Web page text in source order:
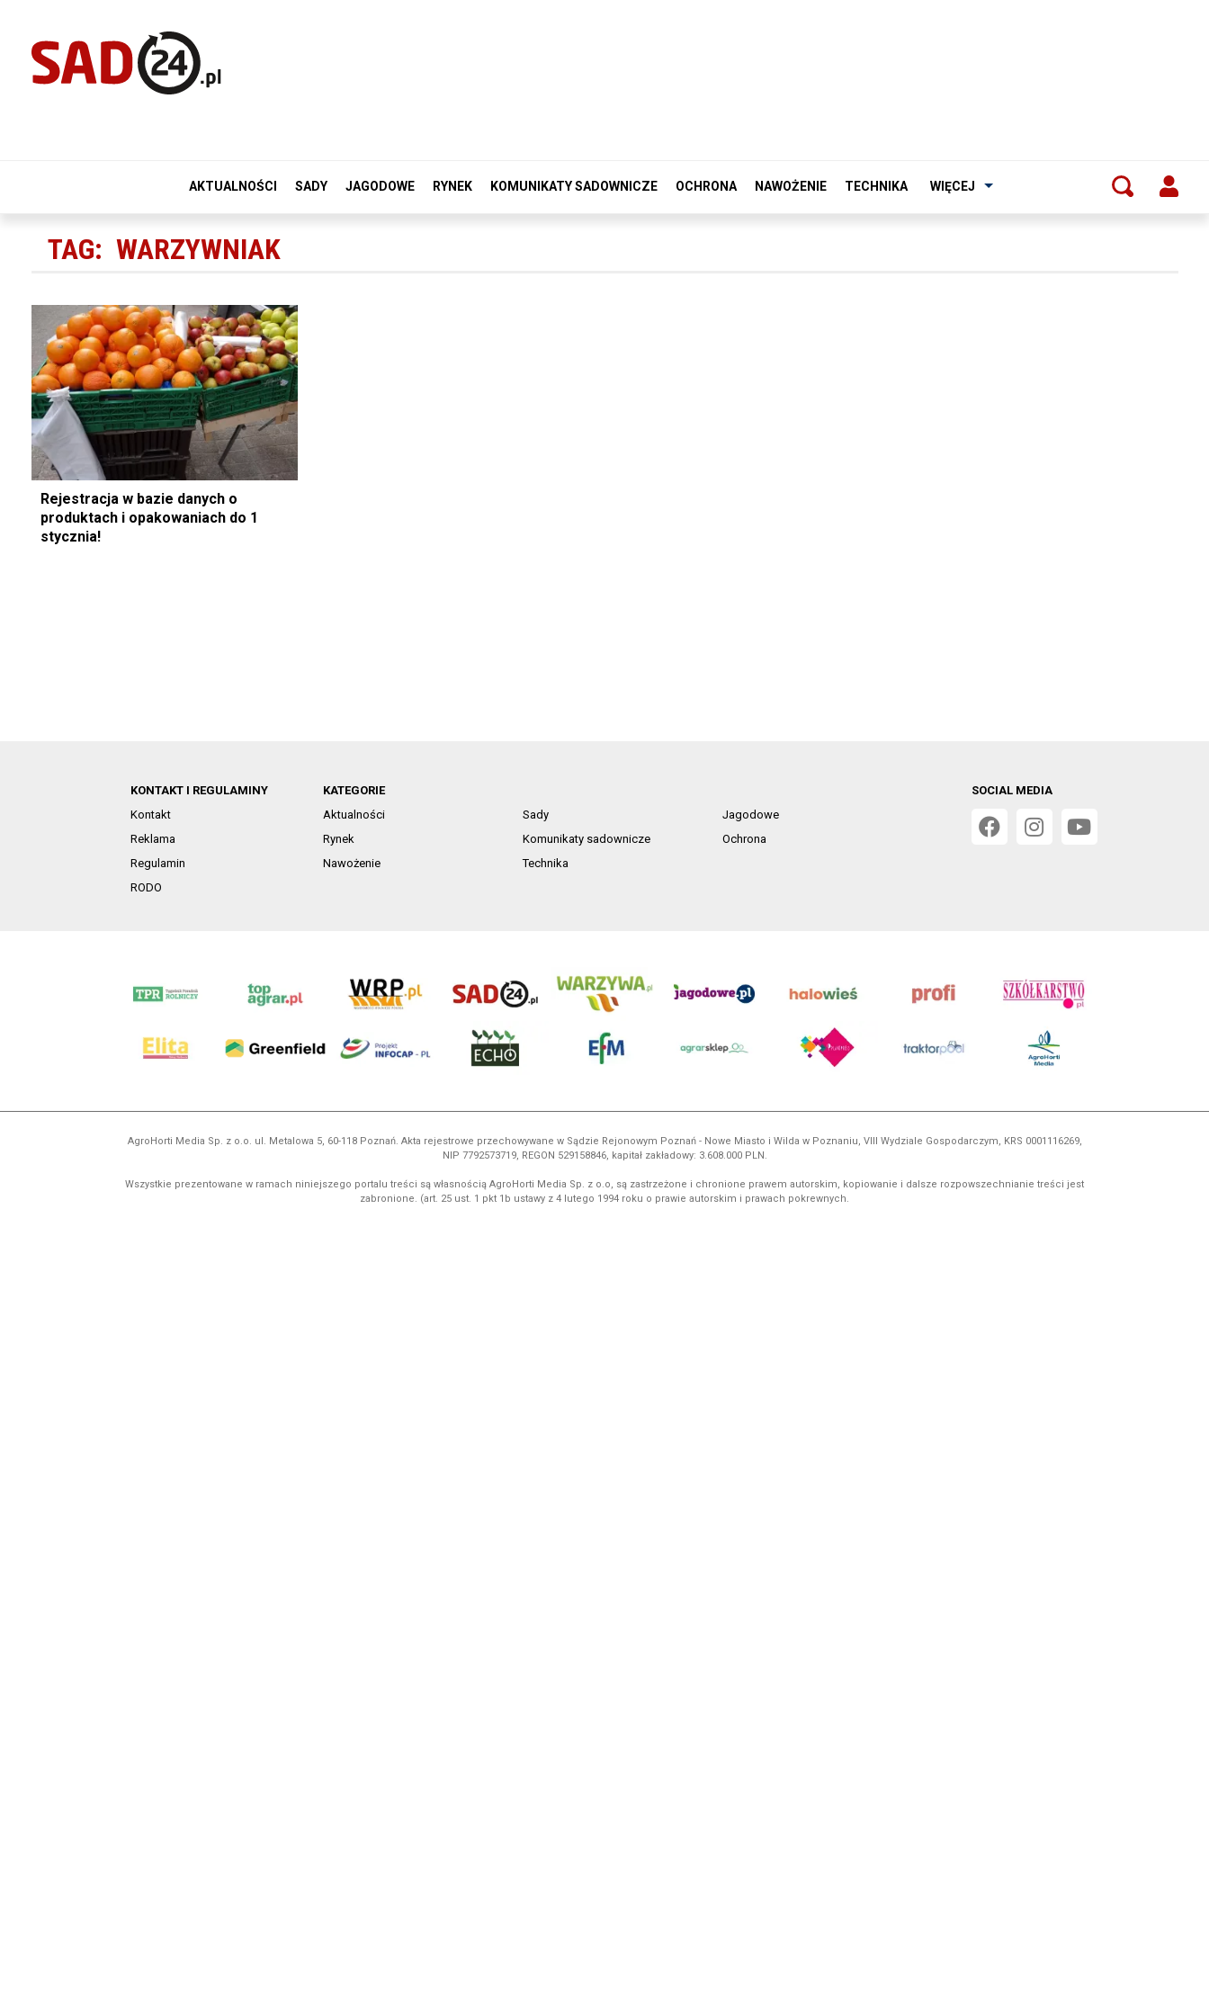
AKTUALNOŚCI SADY JAGODOWE RYNEK KOMUNIKATY SADOWNICZE OCHRONA NAWOŻENIE TECHNIKA WIĘCEJ
TAG: WARZYWNIAK
Rejestracja w bazie danych o
produktach i opakowaniach do 1
stycznia!
KONTAKT I REGULAMINY
Kontakt
Reklama
Regulamin
RODO
KATEGORIE
Aktualności
Sady
Jagodowe
Rynek
Komunikaty sadownicze
Ochrona
Nawożenie
Technika
SOCIAL MEDIA
AgroHorti Media Sp. z o.o. ul. Metalowa 5, 60-118 Poznań. Akta rejestrowe przechowywane w Sądzie Rejonowym Poznań - Nowe Miasto i Wilda w Poznaniu, VIII Wydziale Gospodarczym, KRS 0001116269,
NIP 7792573719, REGON 529158846, kapitał zakładowy: 3.608.000 PLN.
Wszystkie prezentowane w ramach niniejszego portalu treści są własnością AgroHorti Media Sp. z o.o, są zastrzeżone i chronione prawem autorskim, kopiowanie i dalsze rozpowszechnianie treści jest
zabronione. (art. 25 ust. 1 pkt 1b ustawy z 4 lutego 1994 roku o prawie autorskim i prawach pokrewnych.